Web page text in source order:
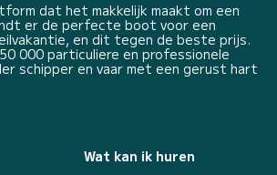
dat het makkelijk maakt om een
er de perfecte boot voor een
en dit tegen de beste prijs.
000 particuliere en professionele
schipper en vaar met een gerust hart
Wat kan ik huren